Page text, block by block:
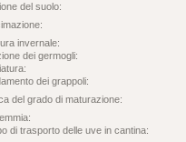
del suolo:
invernale:
dei germogli:
dei grappoli:
del grado di maturazione:
di trasporto delle uve in cantina: